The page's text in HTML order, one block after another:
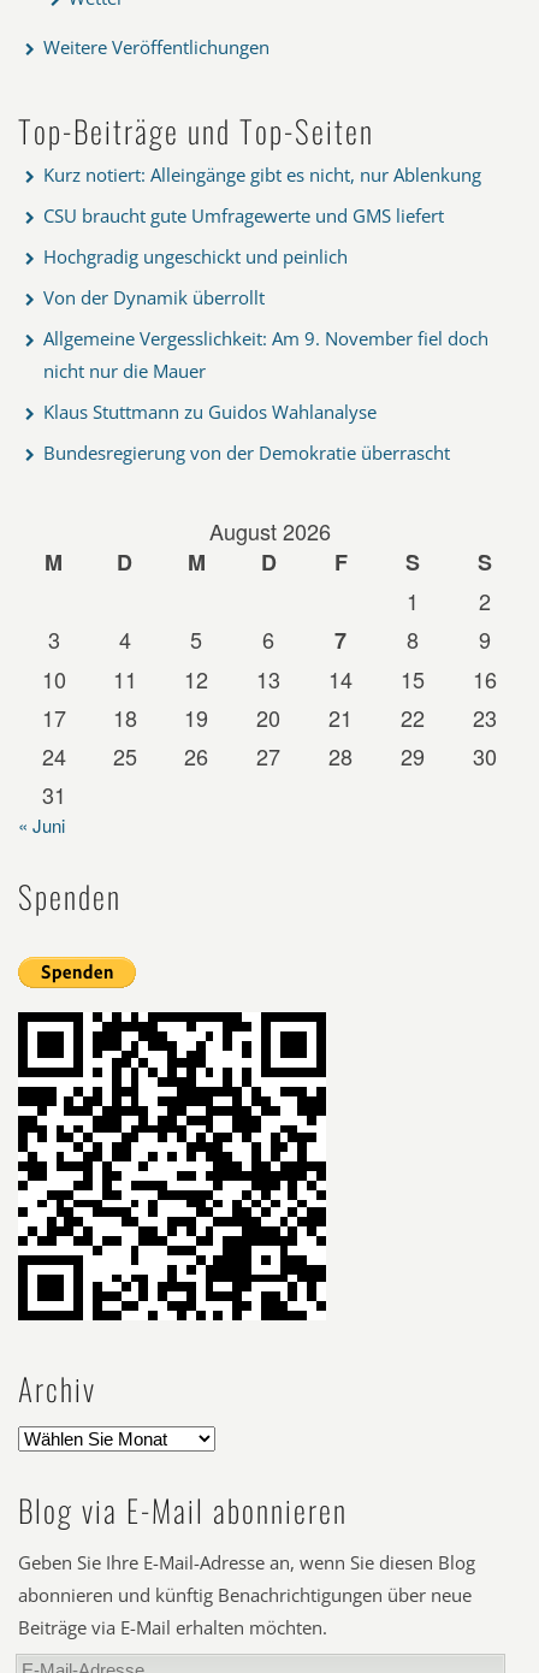
Weitere Veröffentlichungen
Top-Beiträge und Top-Seiten
Kurz notiert: Alleingänge gibt es nicht, nur Ablenkung
CSU braucht gute Umfragewerte und GMS liefert
Hochgradig ungeschickt und peinlich
Von der Dynamik überrollt
Allgemeine Vergesslichkeit: Am 9. November fiel doch
nicht nur die Mauer
Klaus Stuttmann zu Guidos Wahlanalyse
Bundesregierung von der Demokratie überrascht
August 2026
M
D M D F S
S
1
2
3
4 5 6 7 8
9
10
11 12 13 14 15
16
17
18 19 20 21 22
23
24
25 26 27 28 29
30
31
« Juni
Spenden
Archiv
Blog via E-Mail abonnieren
Geben Sie Ihre E-Mail-Adresse an, wenn Sie diesen Blog
abonnieren und künftig Benachrichtigungen über neue
Beiträge via E-Mail erhalten möchten.
E-